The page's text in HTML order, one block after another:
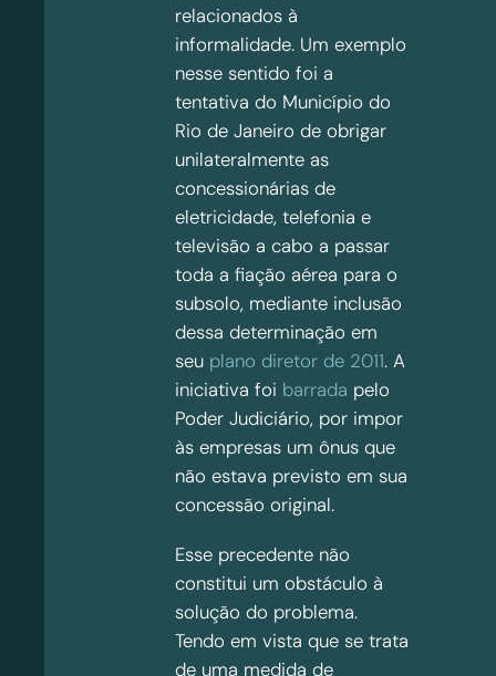
relacionados à
informalidade. Um exemplo
nesse sentido foi a
tentativa do Município do
Rio de Janeiro de obrigar
unilateralmente as
concessionárias de
eletricidade, telefonia e
televisão a cabo a passar
toda a fiação aérea para o
subsolo, mediante inclusão
dessa determinação em
seu plano diretor de 2011. A
iniciativa foi barrada pelo
Poder Judiciário, por impor
às empresas um ônus que
não estava previsto em sua
concessão original.
Esse precedente não
constitui um obstáculo à
solução do problema.
Tendo em vista que se trata
de uma medida de